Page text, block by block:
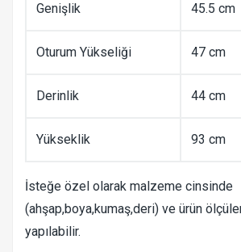
Genişlik 45.5 cm
Oturum Yükseliği 47 cm
Derinlik 44 cm
Yükseklik 93 cm
İsteğe özel olarak malzeme cinsinde
(ahşap,boya,kumaş,deri) ve ürün
yapılabilir.